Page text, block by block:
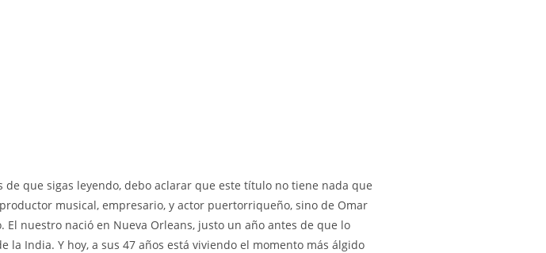
que sigas leyendo, debo aclarar que este título no tiene nada que
musical, empresario, y actor puertorriqueño, sino de Omar
nuestro nació en Nueva Orleans, justo un año antes de que lo
la India. Y hoy, a sus 47 años está viviendo el momento más álgido